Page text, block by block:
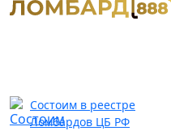
Состоим в реестре
Ломбардов ЦБ РФ